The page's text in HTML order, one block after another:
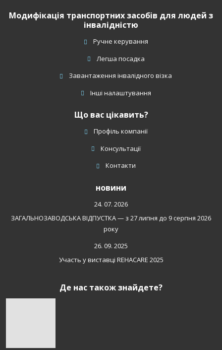
Модифікація транспортних засобів для людей з
інвалідністю
Ручне керування
Легша посадка
Завантаження інвалідного візка
Інші налаштування
Що вас цікавить?
Профіль компанії
Консультації
Контакти
новини
24. 07. 2026
ЗАГАЛЬНОЗАВОДСЬКА ВІДПУСТКА — з 27 липня до 9 серпня 2026
року
26. 09. 2025
Участь у виставці REHACARE 2025
Де нас також знайдете?